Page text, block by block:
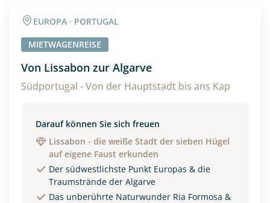
EUROPA · PORTUGAL
MIETWAGENREISE
Von Lissabon zur Algarve
Südportugal - Von der Hauptstadt bis ans Kap
Darauf können Sie sich freuen
Lissabon - die weiße Stadt der sieben Hügel
auf eigene Faust erkunden
Der südwestlichste Punkt Europas & die
Traumstrände der Algarve
Das unberührte Naturwunder Ria Formosa &
Alter
Unterkunft
EZ Familienzimmer
Reisebeginn